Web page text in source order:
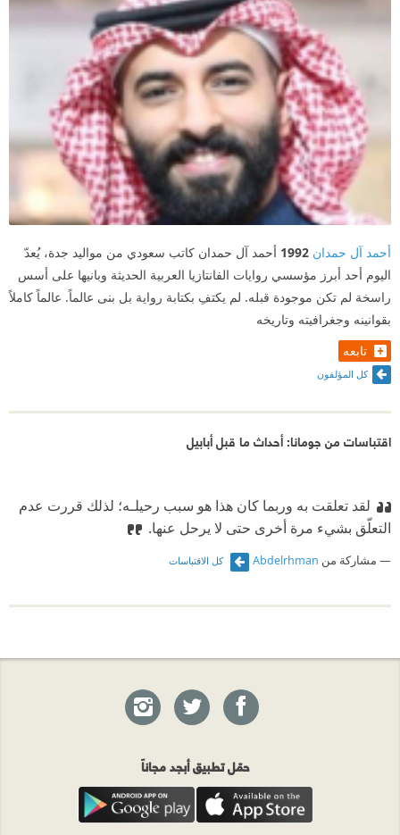
أحمد آل حمدان 1992 أحمد آل حمدان كاتب سعودي من مواليد جدة، يُعدّ
اليوم أحد أبرز مؤسسي روايات الفانتازيا العربية الحديثة وبانيها على أسس
راسخة لم تكن موجودة قبله. لم يكتفِ بكتابة رواية بل بنى عالماً. عالماً كاملاً
بقوانينه وجغرافيته وتاريخه
تابعه
كل المؤلفون
اقتباسات من جومانا: أحداث ما قبل أبابيل
لقد تعلقت به وربما كان هذا هو سبب رحيلـه؛ لذلك قررت عدم
التعلّق بشيء مرة أخرى حتى لا يرحل عنها.
مشاركة من Abdelrhman كل الاقتباسات
حمّل تطبيق أبجد مجاناً